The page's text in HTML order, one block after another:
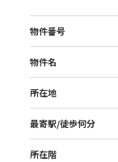
物件番号
物件名
所在地
最寄駅/徒歩何分
所在階